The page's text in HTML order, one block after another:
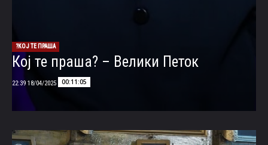
КОЈ ТЕ ПРАША?
Кој те праша? – Велики Петок
00:11:05
18/04/2025 22:39